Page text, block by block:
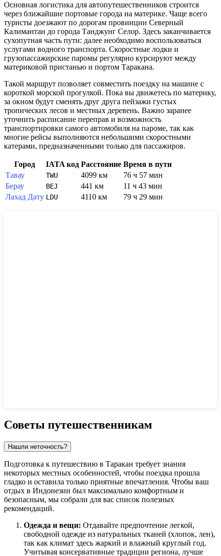
Основная логистика для автопутешественников строится
через ближайшие портовые города на материке. Чаще всего
туристы доезжают по дорогам провинции Северный
Калимантан до города Танджунг Селор. Здесь заканчивается
сухопутная часть пути: далее необходимо воспользоваться
услугами водного транспорта. Скоростные лодки и
грузопассажирские паромы регулярно курсируют между
материковой пристанью и портом Таракана.
Такой маршрут позволяет совместить поездку на машине с
короткой морской прогулкой. Пока вы движетесь по материку,
за окном будут сменять друг друга пейзажи густых
тропических лесов и местных деревень. Важно заранее
уточнить расписание переправ и возможность
транспортировки самого автомобиля на пароме, так как
многие рейсы выполняются небольшими скоростными
катерами, предназначенными только для пассажиров.
Город IATA код Расстояние Время в пути
Тавау
TWU 4099 км
76 ч 57 мин
Берау
BEJ 441 км
11 ч 43 мин
Лахад Дату LDU 4110 км 79 ч 29 мин
Советы путешественникам
Нашли неточность?
Подготовка к путешествию в Таракан требует знания
некоторых местных особенностей, чтобы поездка прошла
гладко и оставила только приятные впечатления. Чтобы ваш
отдых в Индонезии был максимально комфортным и
безопасным, мы собрали для вас список полезных
рекомендаций.
Одежда и вещи: Отдавайте предпочтение легкой,
свободной одежде из натуральных тканей (хлопок, лен),
так как климат здесь жаркий и влажный круглый год.
Учитывая консервативные традиции региона, лучше